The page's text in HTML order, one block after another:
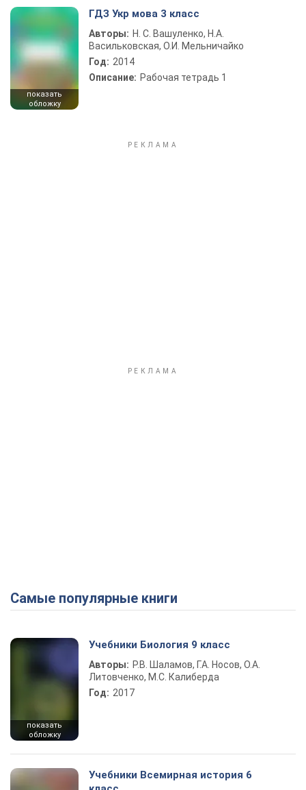
показать
обложку
ГДЗ Укр мова 3 класс
Авторы: Н. С. Вашуленко, Н.А.
Васильковская, О.И. Мельничайко
Год: 2014
Описание: Рабочая тетрадь 1
Самые популярные книги
показать
обложку
Учебники Биология 9 класс
Авторы: Р.В. Шаламов, Г.А. Носов, О.А.
Литовченко, М.С. Калиберда
Год: 2017
Учебники Всемирная история 6